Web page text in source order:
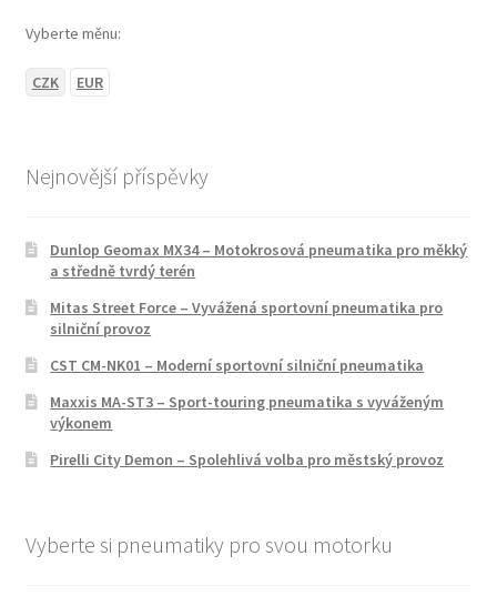
Vyberte měnu:
CZK EUR
Nejnovější příspěvky
Dunlop Geomax MX34 – Motokrosová pneumatika pro měkký
a středně tvrdý terén
Mitas Street Force – Vyvážená sportovní pneumatika pro
silniční provoz
CST CM-NK01 – Moderní sportovní silniční pneumatika
Maxxis MA-ST3 – Sport-touring pneumatika s vyváženým
výkonem
Pirelli City Demon – Spolehlivá volba pro městský provoz
Vyberte si pneumatiky pro svou motorku